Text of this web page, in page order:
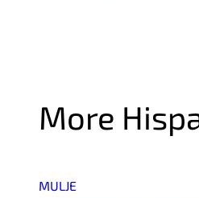
More
MULJE